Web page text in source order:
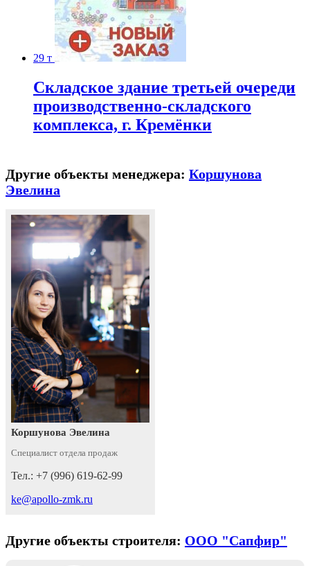
29 т
Складское здание третьей очереди
производственно-складского
комплекса, г. Кремёнки
Другие объекты менеджера: Коршунова
Эвелина
Коршунова Эвелина
Специалист отдела продаж
Тел.: +7 (996) 619-62-99
ke@apollo-zmk.ru
Другие объекты строителя: ООО "Сапфир"